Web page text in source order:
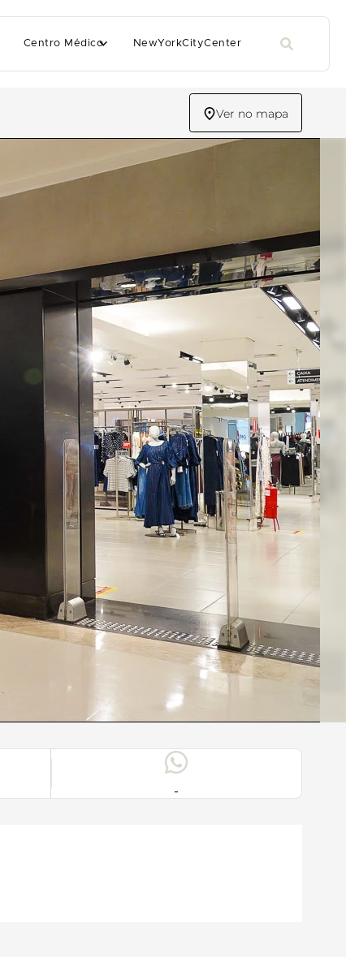
Centro Médico NewYorkCityCenter
Ver no mapa
-